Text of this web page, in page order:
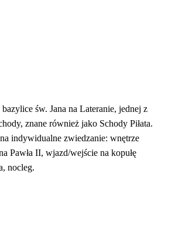
św. Jana na Lateranie, jednej z
znane również jako Schody Piłata.
indywidualne zwiedzanie: wnętrze
Pawła II, wjazd/wejście na kopułę
nocleg.